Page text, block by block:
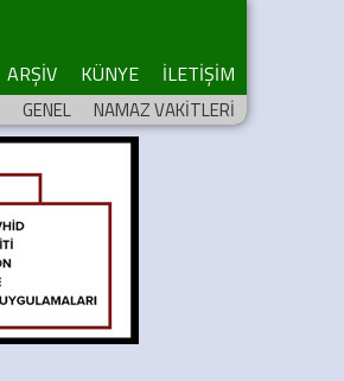
ARŞİV KÜNYE İLETİŞİM
GENEL NAMAZ VAKİTLERİ